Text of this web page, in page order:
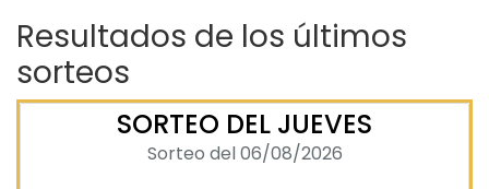
Resultados de los últimos
sorteos
SORTEO DEL JUEVES
Sorteo del 06/08/2026